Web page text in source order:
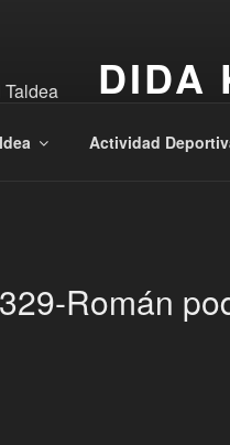
DIDA
Actividad
Román